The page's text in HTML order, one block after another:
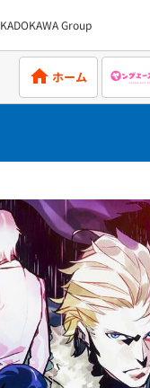
KADOKAWA Group
ホーム